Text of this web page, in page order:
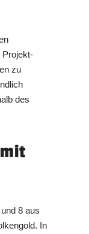
Projekt-
zu
des
8 aus
In